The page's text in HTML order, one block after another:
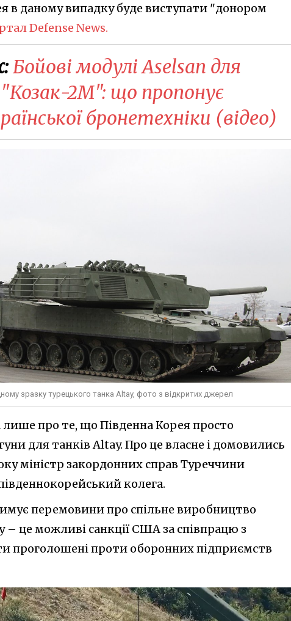
в даному випадку буде виступати "донором
Defense News.
​Бойові модулі Aselsan для
2М": що пропонує
бронетехніки (відео)
зразку турецького танка Altay, фото з відкритих джерел
про те, що Південна Корея просто
для танків Altay. Про це власне і домовились
міністр закордонних справ Туреччини
колега.
перемовини про спільне виробництво
– це можливі санкції США за співпрацю з
проголошені проти оборонних підприємств